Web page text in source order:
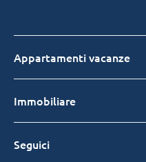
Appartamenti vacanze
Immobiliare
Seguici